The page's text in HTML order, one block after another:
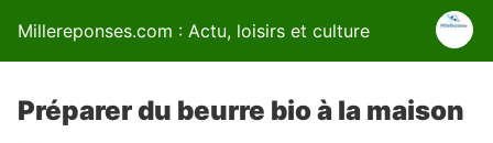
Millereponses.com : Actu, loisirs et culture
Préparer du beurre bio à la maison